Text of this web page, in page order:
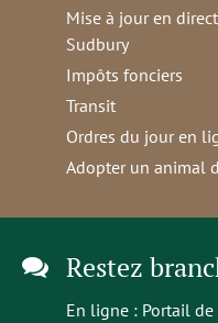
Mise à jour en
Sudbury
Impôts fonciers
Transit
Ordres du jour en
Adopter un animal
Restez
En ligne : Portail